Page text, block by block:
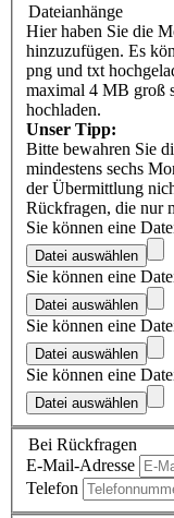
Dateianhänge
Hier haben Sie die
hinzuzufügen. Es
png und txt
maximal 4 MB groß
hochladen.
Unser Tipp:
Bitte bewahren Sie
mindestens sechs
der Übermittlung
Rückfragen, die nur
Sie können eine
Datei auswählen
Sie können eine
Datei auswählen
Sie können eine
Datei auswählen
Sie können eine
Datei auswählen
Bei Rückfragen
E-Mail-Adresse
Telefon